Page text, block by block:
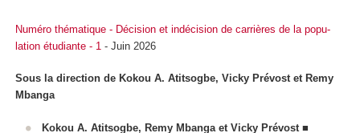
Numéro thématique - Décision et indécision de carrières de la popu-
lation étudiante - 1 - Juin 2026
Sous la direction de Kokou A. Atitsogbe, Vicky Prévost et Remy
Mbanga
Kokou A. Atitsogbe, Remy Mbanga et Vicky Prévost ■